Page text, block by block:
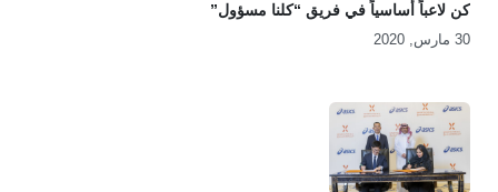
كن لاعباً أساسياً في فريق “كلنا مسؤول”
30 مارس, 2020